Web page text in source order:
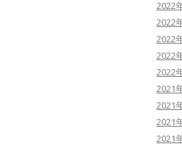
2022
2022
2022
2022
2022
2021
2021
2021
2021